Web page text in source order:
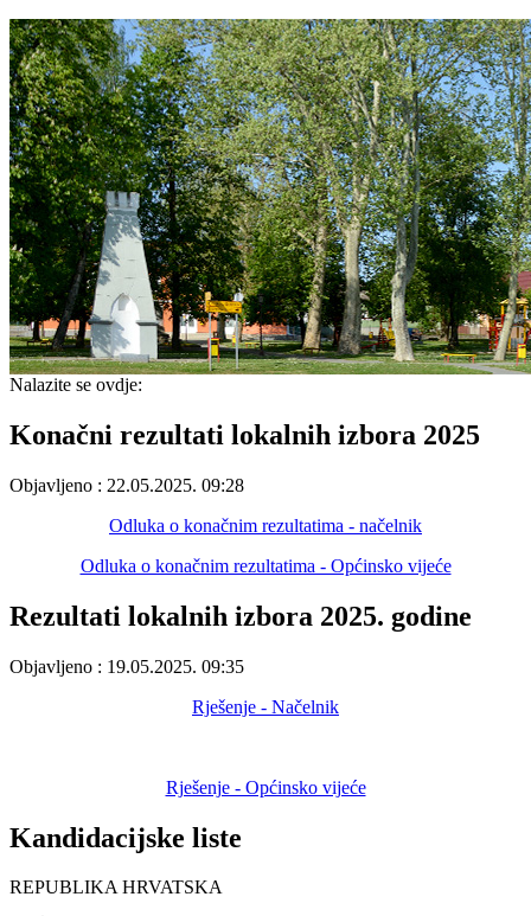
Nalazite se ovdje:
Konačni rezultati lokalnih izbora 2025
Objavljeno : 22.05.2025. 09:28
Odluka o konačnim rezultatima - načelnik
Odluka o konačnim rezultatima - Općinsko vijeće
Rezultati lokalnih izbora 2025. godine
Objavljeno : 19.05.2025. 09:35
Rješenje - Načelnik
Rješenje - Općinsko vijeće
Kandidacijske liste
REPUBLIKA HRVATSKA